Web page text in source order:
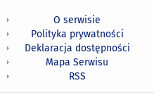
O serwisie
Polityka prywatności
Deklaracja dostępności
Mapa Serwisu
RSS